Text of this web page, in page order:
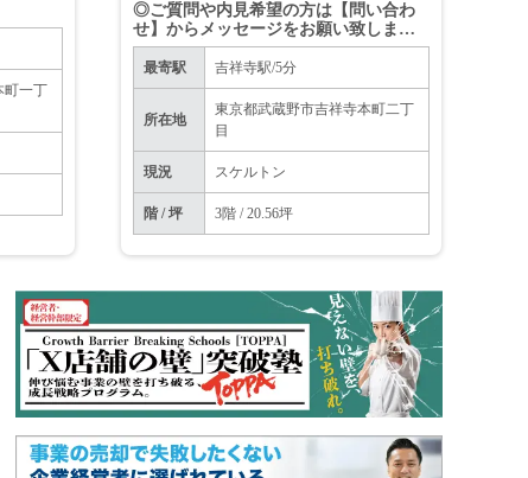
町一丁
◎ご質問や内見希望の方は【問い合わ
せ】からメッセージをお願い致します
◎※お電話はお控えください。
最寄駅 吉祥寺駅/5分
所在地
東京都武蔵野市吉祥寺本町二丁
目
現況 スケルトン
階 / 坪 3階 / 20.56坪